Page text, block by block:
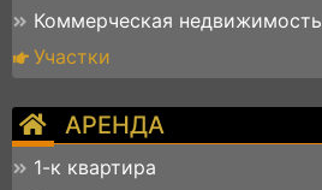
Коммерческая недвижимость
Участки
АРЕНДА
1-к квартира